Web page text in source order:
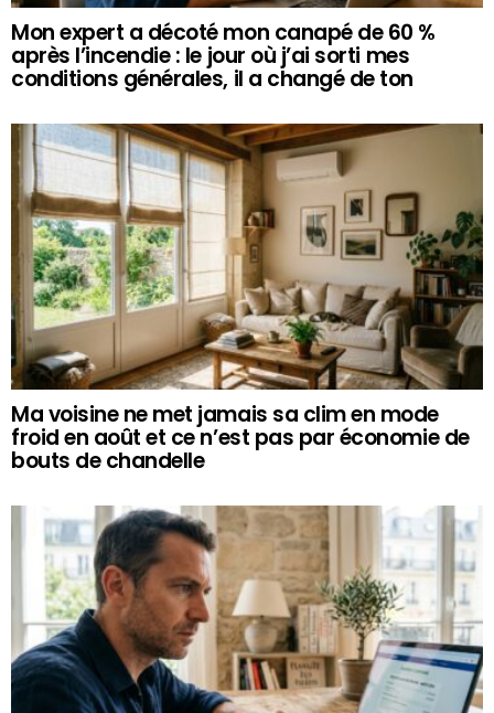
Mon expert a décoté mon canapé de 60 %
après l’incendie : le jour où j’ai sorti mes
conditions générales, il a changé de ton
Ma voisine ne met jamais sa clim en mode
froid en août et ce n’est pas par économie de
bouts de chandelle